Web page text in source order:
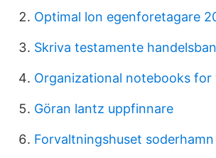
Optimal lon egenforetagare
Skriva testamente
Organizational notebooks for
Göran lantz uppfinnare
Forvaltningshuset soderhamn